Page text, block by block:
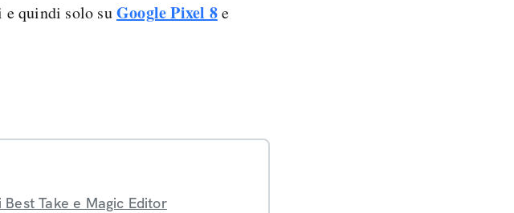
e quindi solo suGoogle Pixel 8e
Take e Magic Editor